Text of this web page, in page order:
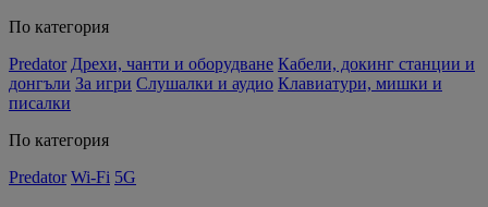
По категория
Predator Дрехи, чанти и оборудване Кабели, докинг станции и
донгъли За игри Слушалки и аудио Клавиатури, мишки и
писалки
По категория
Predator Wi-Fi 5G